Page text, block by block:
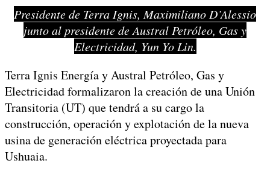
Presidente de Terra Ignis, Maximiliano D’Alessio
junto al presidente de Austral Petróleo, Gas y
Electricidad, Yun Yo Lin.
Terra Ignis Energía y Austral Petróleo, Gas y
Electricidad formalizaron la creación de una Unión
Transitoria (UT) que tendrá a su cargo la
construcción, operación y explotación de la nueva
usina de generación eléctrica proyectada para
Ushuaia.